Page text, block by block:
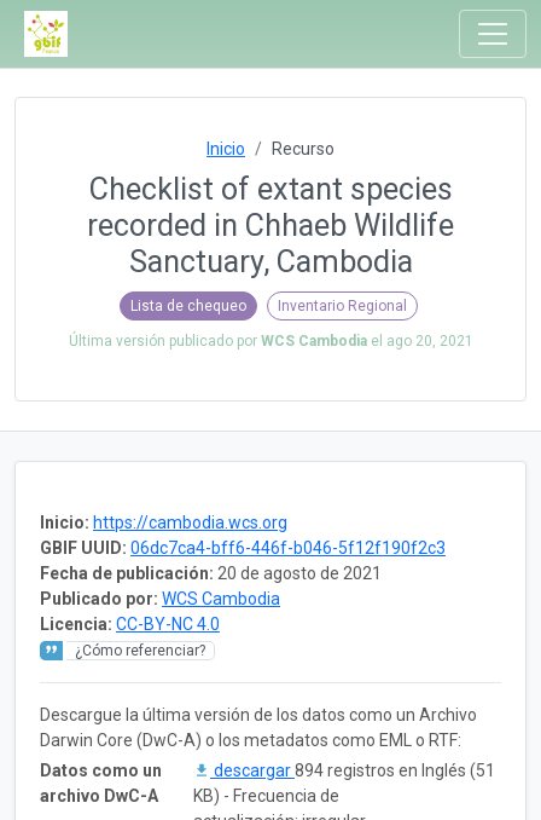
Inicio Recurso
Checklist of extant species
recorded in Chhaeb Wildlife
Sanctuary, Cambodia
Lista de chequeo Inventario Regional
Última versión publicado por WCS Cambodiael ago 20, 2021
Inicio: https://cambodia.wcs.org
GBIF UUID: 06dc7ca4-bff6-446f-b046-5f12f190f2c3
Fecha de publicación: 20 de agosto de 2021
Publicado por: WCS Cambodia
Licencia: CC-BY-NC 4.0
¿Cómo referenciar?
Descargue la última versión de los datos como un Archivo
Darwin Core (DwC-A) o los metadatos como EML o RTF:
Datos como un
archivo DwC-A
descargar894 registros en Inglés (51
KB) - Frecuencia de